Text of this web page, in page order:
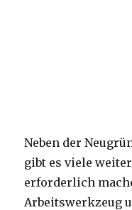
Neben der
gibt es viele
erforderlich
Arbeitswerkzeug